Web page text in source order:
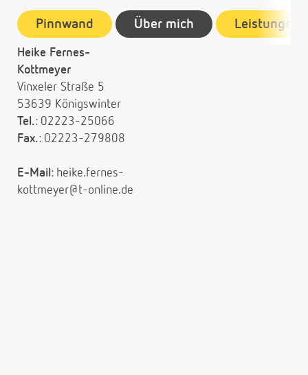
Pinnwand Über mich Leistungen
Heike Fernes-
Kottmeyer
Vinxeler Straße 5
53639 Königswinter
Tel.: 02223-25066
Fax.: 02223-279808
E-Mail: heike.fernes-
kottmeyer@t-online.de